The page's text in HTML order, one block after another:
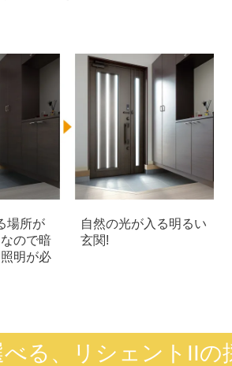
場所が
ので暗
明が必
自然の光が入る明るい
玄関!
る、リシェントIIの